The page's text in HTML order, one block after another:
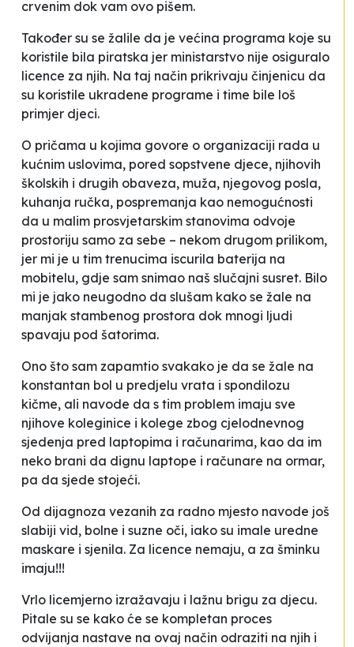
crvenim dok vam ovo pišem.
Također su se žalile da je većina programa koje su
koristile bila piratska jer ministarstvo nije osiguralo
licence za njih. Na taj način prikrivaju činjenicu da
su koristile ukradene programe i time bile loš
primjer djeci.
O pričama u kojima govore o organizaciji rada u
kućnim uslovima, pored sopstvene djece, njihovih
školskih i drugih obaveza, muža, njegovog posla,
kuhanja ručka, pospremanja kao nemogućnosti
da u malim prosvjetarskim stanovima odvoje
prostoriju samo za sebe – nekom drugom prilikom,
jer mi je u tim trenucima iscurila baterija na
mobitelu, gdje sam snimao naš slučajni susret. Bilo
mi je jako neugodno da slušam kako se žale na
manjak stambenog prostora dok mnogi ljudi
spavaju pod šatorima.
Ono što sam zapamtio svakako je da se žale na
konstantan bol u predjelu vrata i spondilozu
kičme, ali navode da s tim problem imaju sve
njihove koleginice i kolege zbog cjelodnevnog
sjedenja pred laptopima i računarima, kao da im
neko brani da dignu laptope i računare na ormar,
pa da sjede stojeći.
Od dijagnoza vezanih za radno mjesto navode još
slabiji vid, bolne i suzne oči, iako su imale uredne
maskare i sjenila. Za licence nemaju, a za šminku
imaju!!!
Vrlo licemjerno izražavaju i lažnu brigu za djecu.
Pitale su se kako će se kompletan proces
odvijanja nastave na ovaj način odraziti na njih i